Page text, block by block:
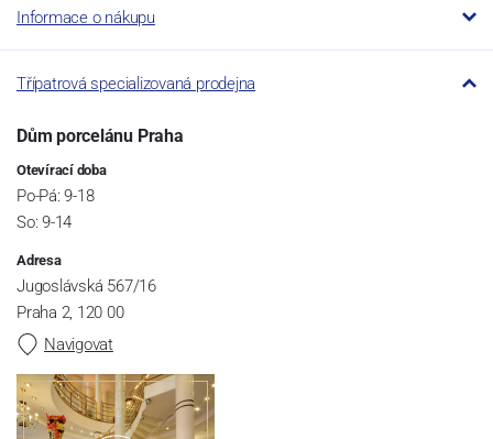
Informace o nákupu
Třípatrová specializovaná prodejna
Dům porcelánu Praha
Otevírací doba
Po-Pá: 9-18
So: 9-14
Adresa
Jugoslávská 567/16
Praha 2, 120 00
Navigovat